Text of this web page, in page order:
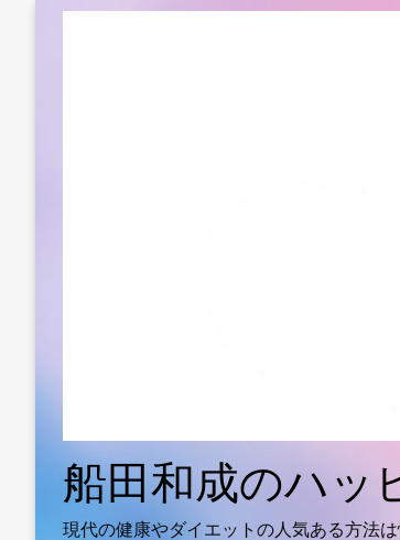
船田和成のハッ
現代の健康やダイエットの人気ある方法